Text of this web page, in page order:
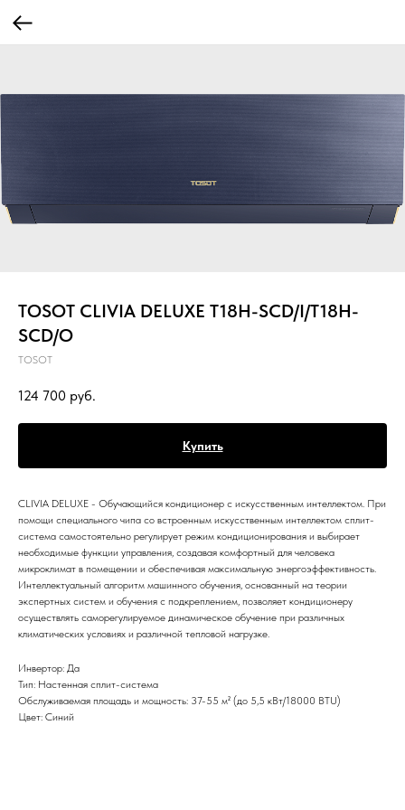
TOSOT CLIVIA DELUXE T18H-SCD/I/T18H-
SCD/O
TOSOT
124 700 руб.
Купить
CLIVIA DELUXE - Обучающийся кондиционер с искусственным интеллектом. При
помощи специального чипа со встроенным искусственным интеллектом сплит-
система самостоятельно регулирует режим кондиционирования и выбирает
необходимые функции управления, создавая комфортный для человека
микроклимат в помещении и обеспечивая максимальную энергоэффективность.
Интеллектуальный алгоритм машинного обучения, основанный на теории
экспертных систем и обучения с подкреплением, позволяет кондиционеру
осуществлять саморегулируемое динамическое обучение при различных
климатических условиях и различной тепловой нагрузке.
Инвертор: Да
Тип: Настенная сплит-система
Обслуживаемая площадь и мощность: 37-55 м² (до 5,5 кВт/18000 BTU)
Цвет: Синий